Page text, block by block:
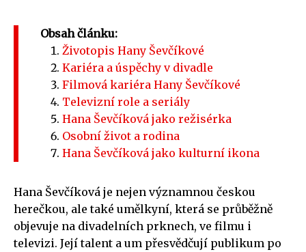
Obsah článku:
Životopis Hany Ševčíkové
Kariéra a úspěchy v divadle
Filmová kariéra Hany Ševčíkové
Televizní role a seriály
Hana Ševčíková jako režisérka
Osobní život a rodina
Hana Ševčíková jako kulturní ikona
Hana Ševčíková je nejen významnou českou
herečkou, ale také umělkyní, která se průběžně
objevuje na divadelních prknech, ve filmu i
televizi. Její talent a um přesvědčují publikum po